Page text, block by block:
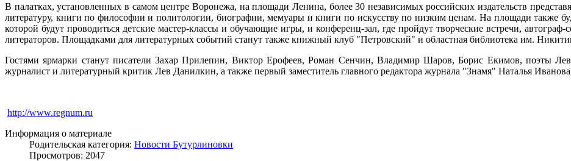
В палатках, установленных в самом центре Воронежа, на площади Ленина, более 30 независимых российских издательств
литературу, книги по философии и политологии, биографии, мемуары и книги по искусству по низким ценам. На площади также
которой будут проводиться детские мастер-классы и обучающие игры, и конференц-зал, где пройдут творческие встречи,
литераторов. Площадками для литературных событий станут также книжный клуб "Петровский" и областная библиотека им.
Гостями ярмарки станут писатели Захар Прилепин, Виктор Ерофеев, Роман Сенчин, Владимир Шаров, Борис Екимов, поэты
журналист и литературный критик Лев Данилкин, а также первый заместитель главного редактора журнала "Знамя" Наталья
http://www.regnum.ru
Информация о материале
Родительская категория: Новости Бутурлиновки
Просмотров: 2047